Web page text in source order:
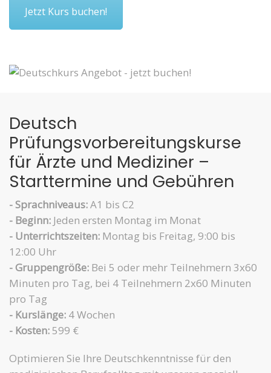
Jetzt Kurs buchen!
Deutsch
Prüfungsvorbereitungskurse
für Ärzte und Mediziner –
Starttermine und Gebühren
- Sprachniveaus:A1 bis C2
- Beginn: Jeden ersten Montag im Monat
- Unterrichtszeiten: Montag bis Freitag, 9:00 bis
12:00 Uhr
- Gruppengröße: Bei 5 oder mehr Teilnehmern 3x60
Minuten pro Tag, bei 4 Teilnehmern 2x60 Minuten
pro Tag
- Kurslänge: 4 Wochen
- Kosten: 599 €
Optimieren Sie Ihre Deutschkenntnisse für den